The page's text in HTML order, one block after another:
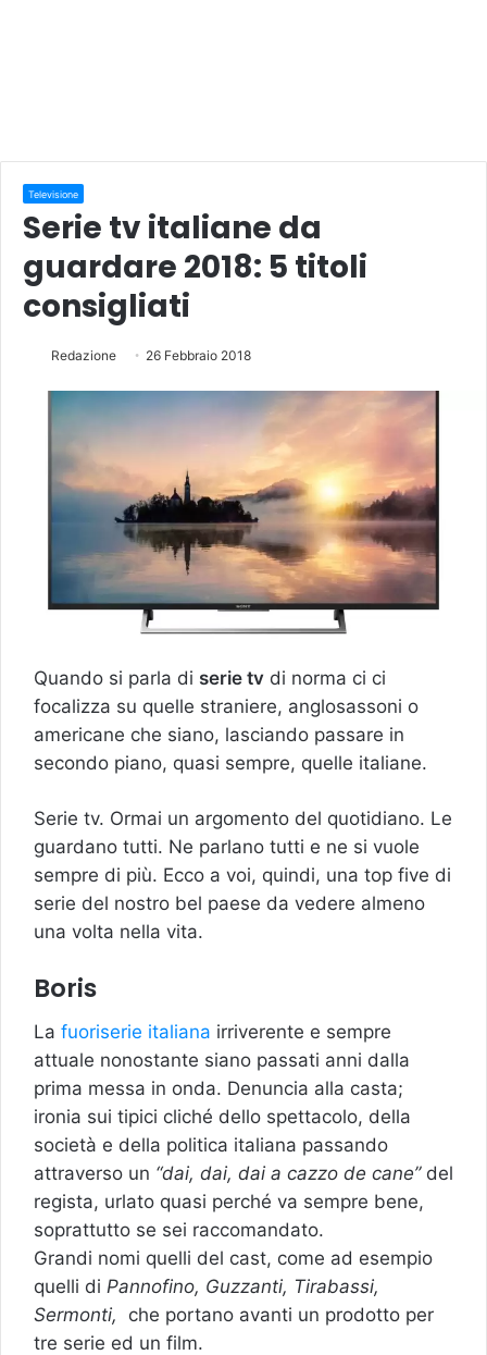
Televisione
Serie tv italiane da
guardare 2018: 5 titoli
consigliati
Redazione 26 Febbraio 2018
Quando si parla di serie tv di norma ci ci
focalizza su quelle straniere, anglosassoni o
americane che siano, lasciando passare in
secondo piano, quasi sempre, quelle italiane.
Serie tv. Ormai un argomento del quotidiano. Le
guardano tutti. Ne parlano tutti e ne si vuole
sempre di più. Ecco a voi, quindi, una top five di
serie del nostro bel paese da vedere almeno
una volta nella vita.
Boris
La fuoriserie italiana irriverente e sempre
attuale nonostante siano passati anni dalla
prima messa in onda. Denuncia alla casta;
ironia sui tipici cliché dello spettacolo, della
società e della politica italiana passando
attraverso un “dai, dai, dai a cazzo de cane”del
regista, urlato quasi perché va sempre bene,
soprattutto se sei raccomandato.
Grandi nomi quelli del cast, come ad esempio
quelli di Pannofino, Guzzanti, Tirabassi,
Sermonti, che portano avanti un prodotto per
tre serie ed un film.